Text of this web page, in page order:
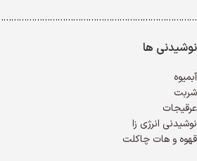
نوشیدنی ها
آبمیوه
شربت
عرقیجات
نوشیدنی انرژی زا
قهوه و هات چاکلت